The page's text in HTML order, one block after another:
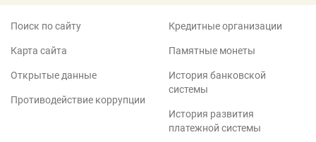
Поиск по сайту
Карта сайта
Открытые данные
Противодействие коррупции
Кредитные организации
Памятные монеты
История банковской
системы
История развития
платежной системы